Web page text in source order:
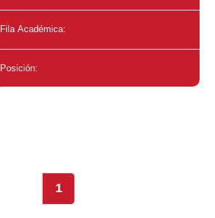
Fila Académica:
Posición:
1